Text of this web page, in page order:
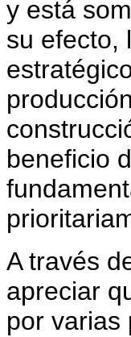
y está
su efecto,
beneficio
A través
apreciar
por varias